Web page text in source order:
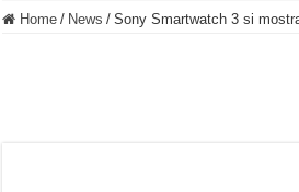
BASTA FATICARE! Questo robot tagliaerba lo
Home / News / Sony Smartwatch 3 si